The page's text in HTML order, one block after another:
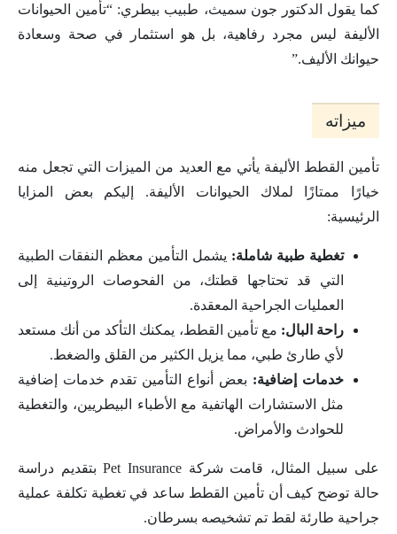
كما يقول الدكتور جون سميث، طبيب بيطري: “تأمين الحيوانات
الأليفة ليس مجرد رفاهية، بل هو استثمار في صحة وسعادة
حيوانك الأليف.”
ميزاته
تأمين القطط الأليفة يأتي مع العديد من الميزات التي تجعل منه
خيارًا ممتازًا لملاك الحيوانات الأليفة. إليكم بعض المزايا
الرئيسية:
تغطية طبية شاملة: يشمل التأمين معظم النفقات الطبية
التي قد تحتاجها قطتك، من الفحوصات الروتينية إلى
العمليات الجراحية المعقدة.
راحة البال: مع تأمين القطط، يمكنك التأكد من أنك مستعد
لأي طارئ طبي، مما يزيل الكثير من القلق والضغط.
خدمات إضافية: بعض أنواع التأمين تقدم خدمات إضافية
مثل الاستشارات الهاتفية مع الأطباء البيطريين، والتغطية
للحوادث والأمراض.
على سبيل المثال، قامت شركة Pet Insurance بتقديم دراسة
حالة توضح كيف أن تأمين القطط ساعد في تغطية تكلفة عملية
جراحية طارئة لقط تم تشخيصه بسرطان.